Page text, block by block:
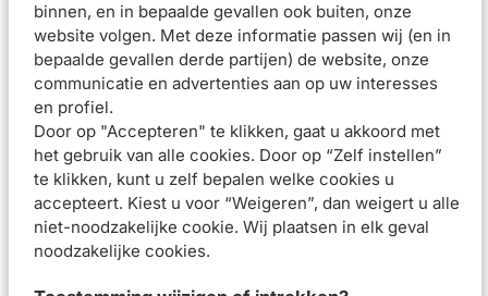
binnen, en in bepaalde gevallen ook buiten, onze
website volgen. Met deze informatie passen wij (en in
bepaalde gevallen derde partijen) de website, onze
communicatie en advertenties aan op uw interesses
en profiel.
Door op "Accepteren" te klikken, gaat u akkoord met
het gebruik van alle cookies. Door op “Zelf instellen”
te klikken, kunt u zelf bepalen welke cookies u
accepteert. Kiest u voor “Weigeren”, dan weigert u alle
niet-noodzakelijke cookie. Wij plaatsen in elk geval
noodzakelijke cookies.
Aanbevolen artikelen voorAvène
Zonbescherming Gezicht Routine Kit
Avène Droge Huid
Routine Kit
Van 41,39 voor 34,36
€41,39€34,36
In winkelmand
Avène Zeer Droge Huid
Routine Kit
Van 67,30 voor
€67,30 €55,86